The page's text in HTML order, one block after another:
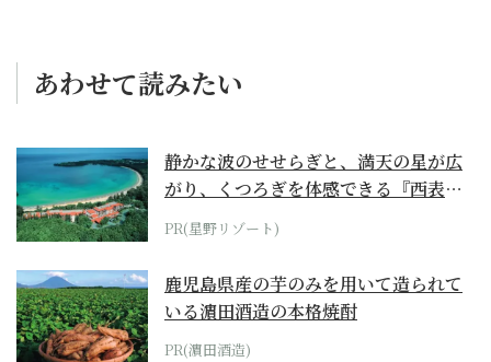
あわせて読みたい
静かな波のせせらぎと、満天の星が広
がり、くつろぎを体感できる『西表島
ホテル by...
PR(星野リゾート)
鹿児島県産の芋のみを用いて造られて
いる濵田酒造の本格焼酎
PR(濵田酒造)